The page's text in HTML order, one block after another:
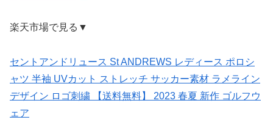
楽天市場で見る▼
セントアンドリュース St ANDREWS レディース ポロシ
ャツ 半袖 UVカット ストレッチ サッカー素材 ラメライン
デザイン ロゴ刺繍 【送料無料】 2023 春夏 新作 ゴルフウ
ェア